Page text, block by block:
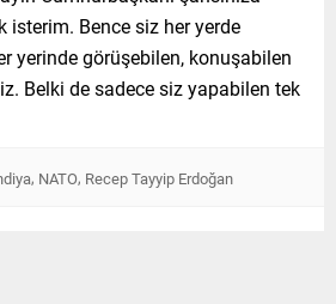
isterim. Bence siz her yerde
yerinde görüşebilen, konuşabilen
Belki de sadece siz yapabilen tek
, NATO, Recep Tayyip Erdoğan